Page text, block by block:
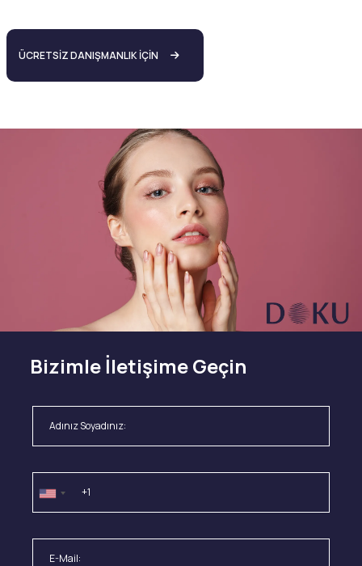
ÜCRETSİZ DANIŞMANLIK İÇİN
Bizimle İletişime Geçin